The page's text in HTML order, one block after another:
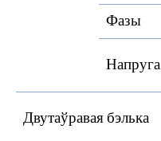
Фазы
Напруга
Двутаўравая бэлька